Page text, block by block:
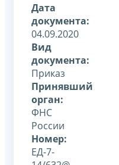
Дата
документа:
04.09.2020
Вид
документа:
Приказ
Принявший
орган:
ФНС
России
Номер:
ЕД-7-